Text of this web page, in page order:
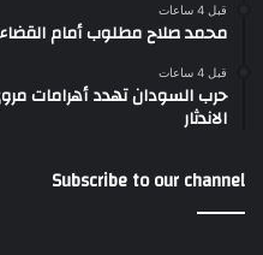
قبل 4 ساعات
محمد صلاح مطلوب أمام
قبل 4 ساعات
حرب السودان تهدد أهرامات
الاندثار
Subscribe to our channel